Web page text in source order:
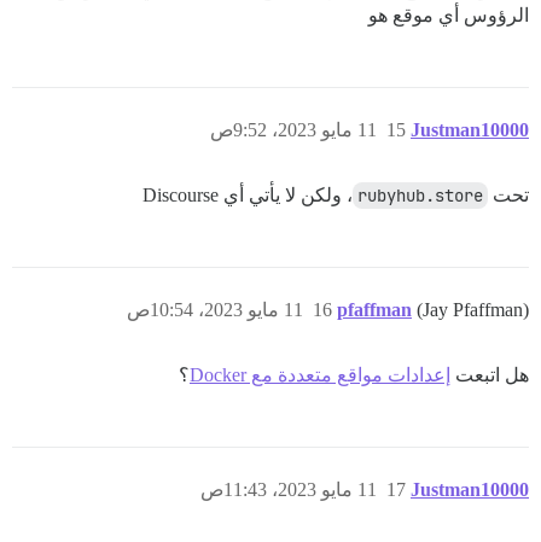
الرؤوس أي موقع هو
Justman10000 11 مايو 2023، 9:52ص 15
تحت rubyhub.store ، ولكن لا يأتي أي Discourse
pfaffman (Jay Pfaffman) 11 مايو 2023، 10:54ص 16
هل اتبعت إعدادات مواقع متعددة مع Docker ؟
Justman10000 11 مايو 2023، 11:43ص 17